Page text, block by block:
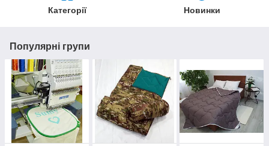
Категорії Новинки
Популярні групи